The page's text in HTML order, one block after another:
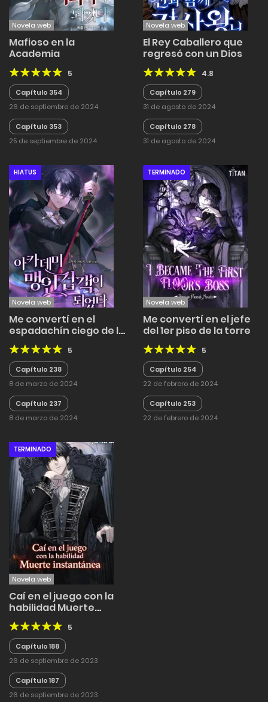
Novela web
Mafioso en la
Academia
5
Capítulo 354
26 de septiembre de 2024
Capítulo 353
25 de septiembre de 2024
Novela web
El Rey Caballero que
regresó con un Dios
4.8
Capítulo 279
31 de agosto de 2024
Capítulo 278
31 de agosto de 2024
HIATUS
Novela web
Me convertí en el
espadachín ciego de la
Academia
5
Capítulo 238
8 de marzo de 2024
Capítulo 237
8 de marzo de 2024
TERMINADO
Novela web
Me convertí en el jefe
del 1er piso de la torre
5
Capítulo 254
22 de febrero de 2024
Capítulo 253
22 de febrero de 2024
TERMINADO
Novela web
Caí en el juego con la
habilidad Muerte
instantánea
5
Capítulo 188
26 de septiembre de 2023
Capítulo 187
26 de septiembre de 2023